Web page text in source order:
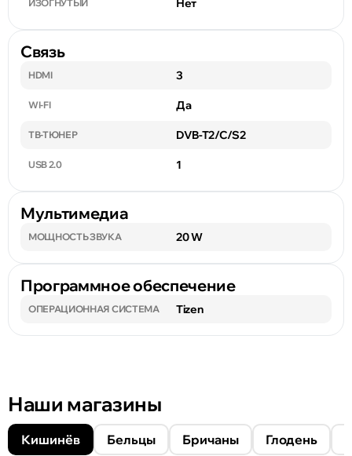
ИЗОГНУТЫЙ Нет
Связь
HDMI 3
WI-FI Да
ТВ-ТЮНЕР DVB-T2/C/S2
USB 2.0 1
Мультимедиа
МОЩНОСТЬ ЗВУКА 20 W
Программное обеспечение
ОПЕРАЦИОННАЯ СИСТЕМА Tizen
Наши магазины
Кишинёв Бельцы Бричаны Глодень